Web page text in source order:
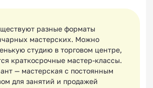
разные форматы
мастерских. Можно
студию в торговом центре,
краткосрочные мастер-классы.
— мастерская с постоянным
для занятий и продажей